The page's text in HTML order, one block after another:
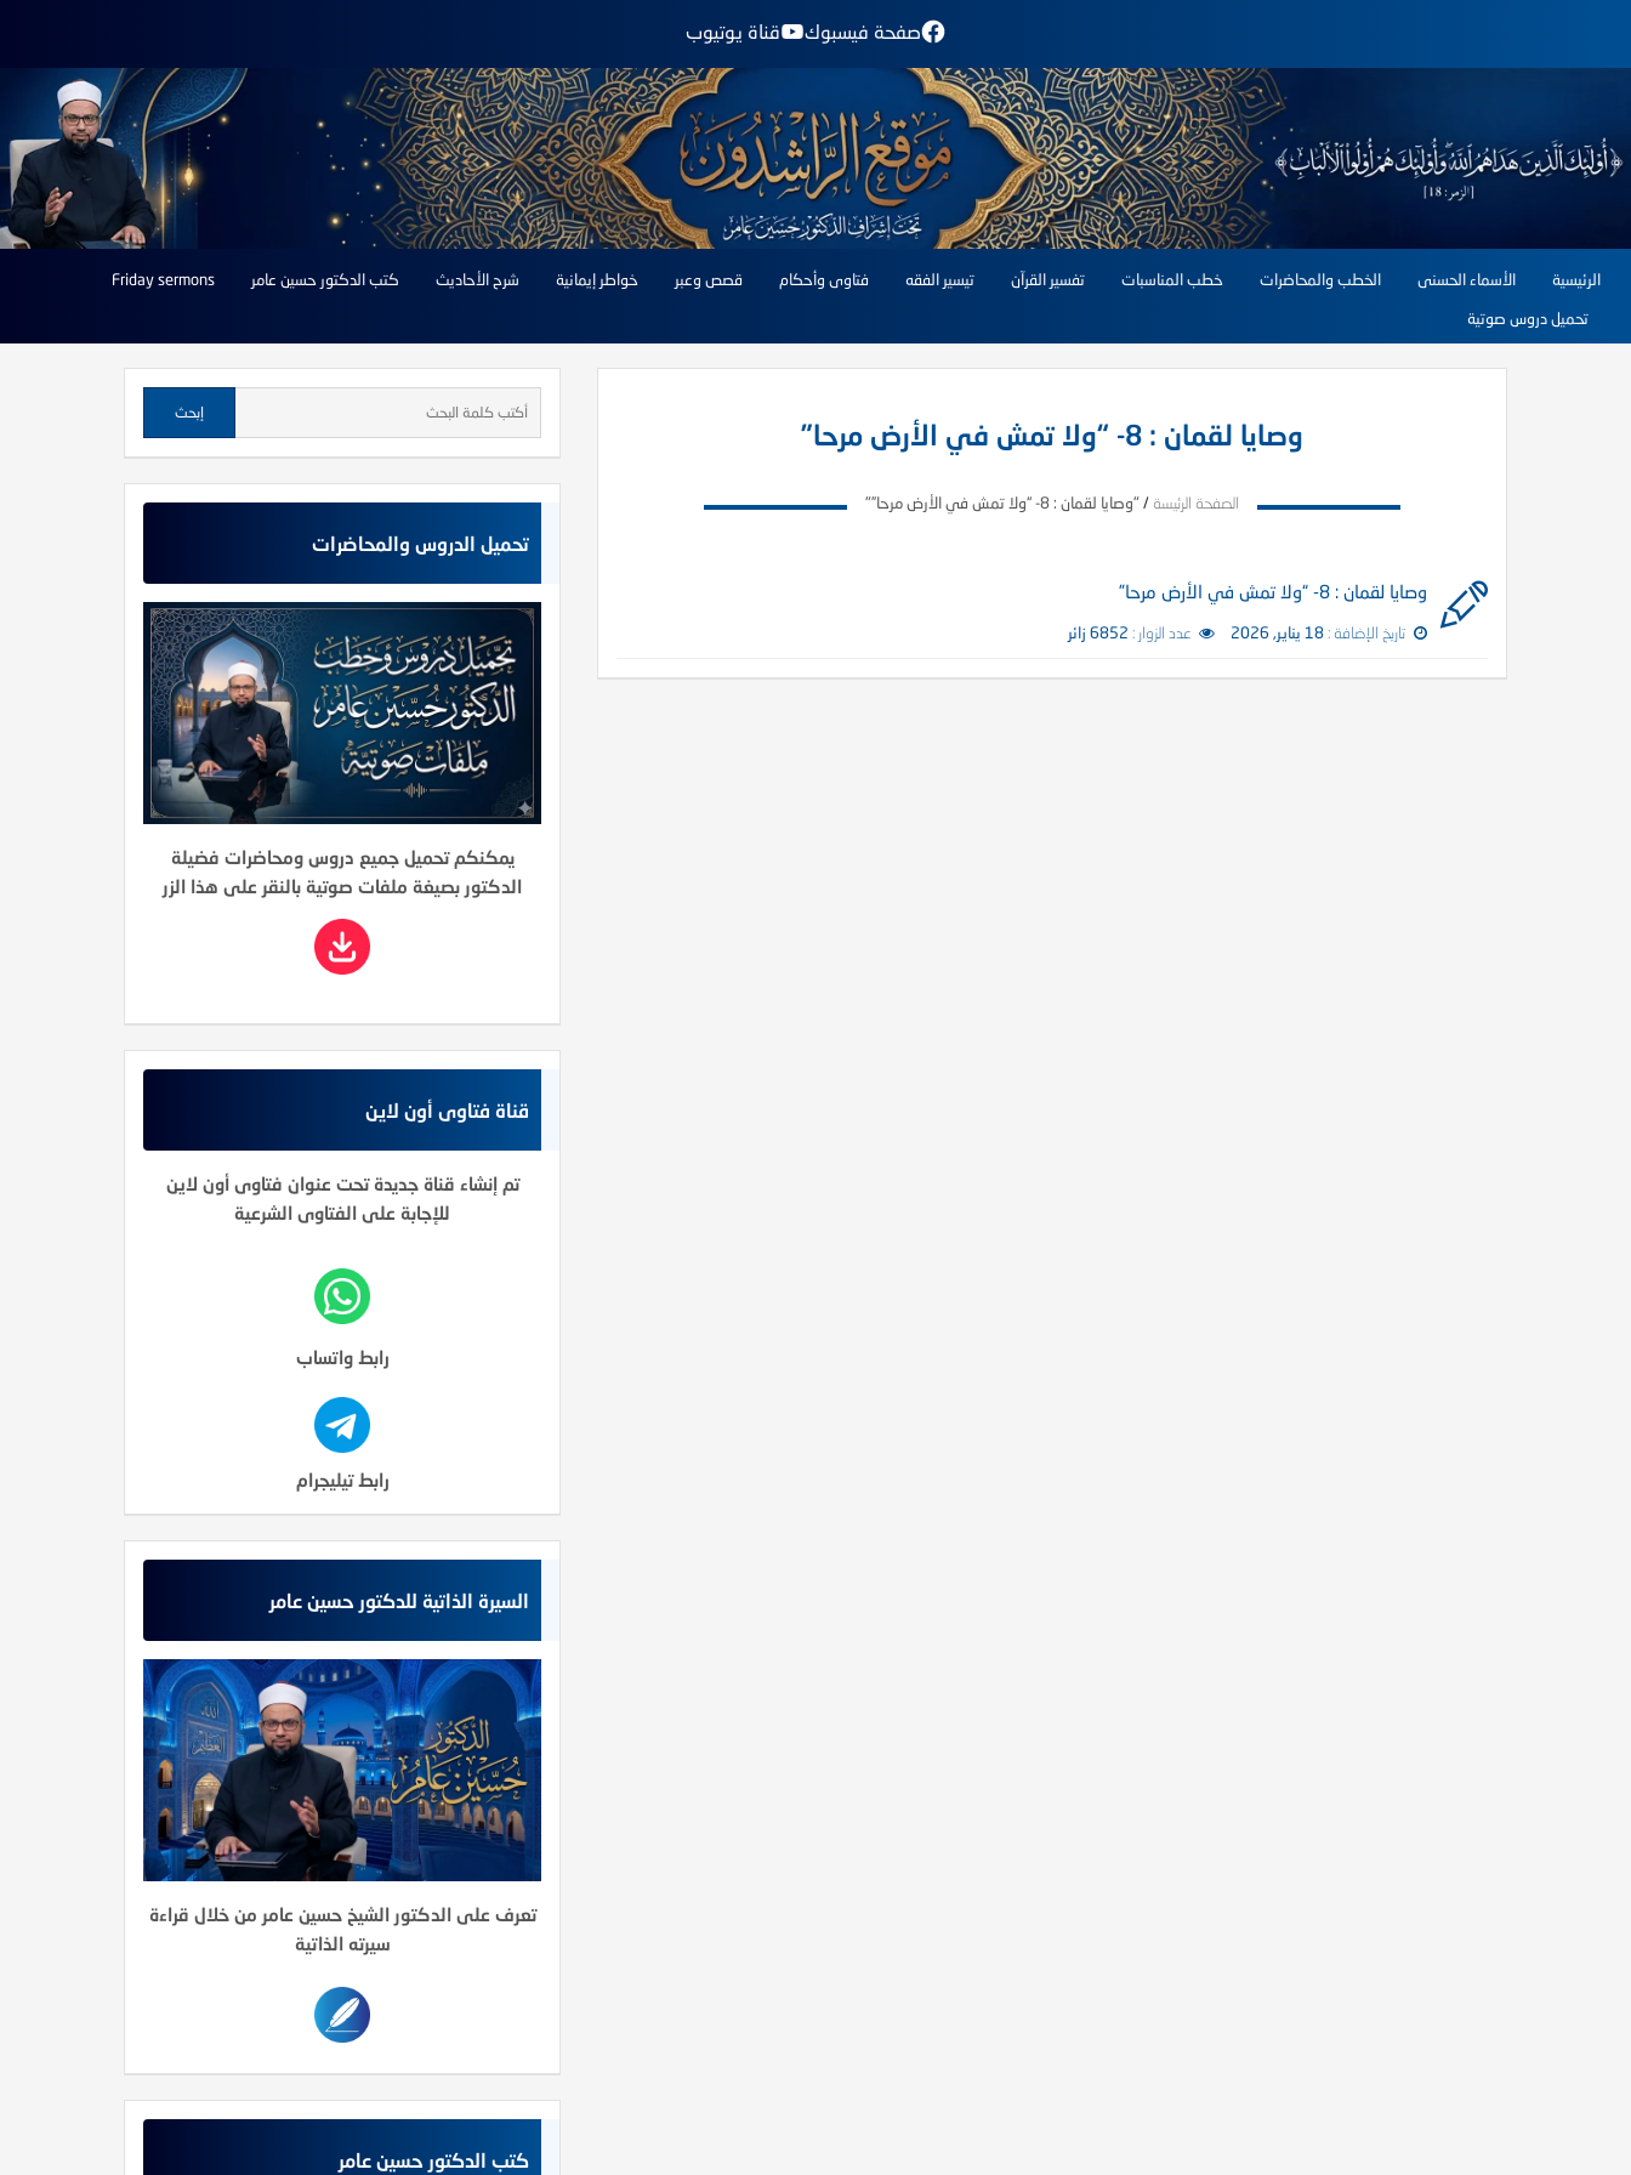
صفحة فيسبوك قناة يوتيوب
الرئيسية الأسماء الحسنى الخطب والمحاضرات خطب المناسبات تفسير القرآن تيسير الفقه فتاوى وأحكام قصص وعبر خواطر إيمانية شرح الأحاديث كتب الدكتور حسين عامر
Friday sermons
تحميل دروس صوتية
وصايا لقمان : 8- “ولا تمش في الأرض مرحا”
الصفحة الرئيسة /"وصايا لقمان : 8- “ولا تمش في الأرض مرحا”"
وصايا لقمان : 8- “ولا تمش في الأرض مرحا”
تاريخ الإضافة :18 يناير, 2026 عدد الزوار : 6852 زائر
تحميل الدروس والمحاضرات
يمكنكم تحميل جميع دروس ومحاضرات فضيلة
الدكتور بصيغة ملفات صوتية بالنقر على هذا الزر
قناة فتاوى أون لاين
تم إنشاء قناة جديدة تحت عنوان فتاوى أون لاين
للإجابة على الفتاوى الشرعية
رابط واتساب
رابط تيليجرام
السيرة الذاتية للدكتور حسين عامر
تعرف على الدكتور الشيخ حسين عامر من خلال قراءة
سيرته الذاتية
كتب الدكتور حسين عامر